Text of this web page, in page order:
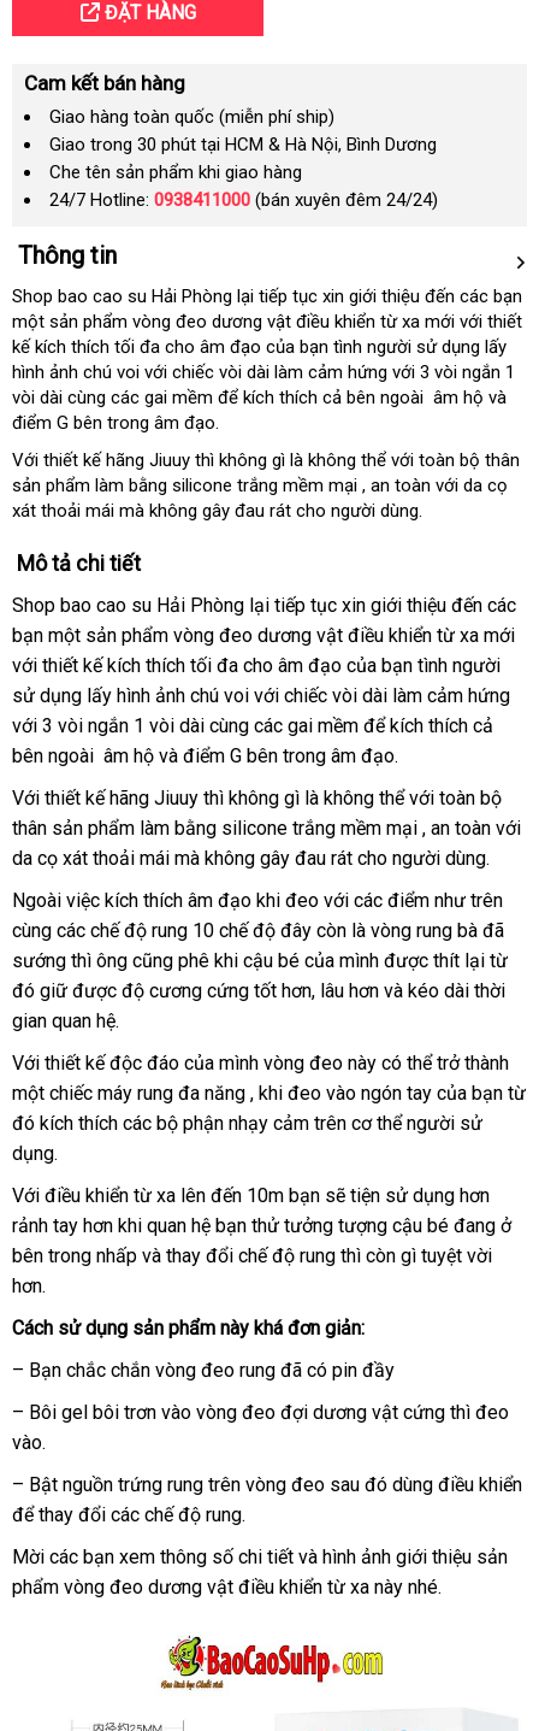
ĐẶT HÀNG
Cam kết bán hàng
Giao hàng toàn quốc (miễn phí ship)
Giao trong 30 phút tại HCM & Hà Nội, Bình Dương
Che tên sản phẩm khi giao hàng
24/7 Hotline: 0938411000 (bán xuyên đêm 24/24)
Thông tin
Shop bao cao su Hải Phòng lại tiếp tục xin giới thiệu đến các bạn
một sản phẩm vòng đeo dương vật điều khiển từ xa mới với thiết
kế kích thích tối đa cho âm đạo của bạn tình người sử dụng lấy
hình ảnh chú voi với chiếc vòi dài làm cảm hứng với 3 vòi ngắn 1
vòi dài cùng các gai mềm để kích thích cả bên ngoài âm hộ và
điểm G bên trong âm đạo.
Với thiết kế hãng Jiuuy thì không gì là không thể với toàn bộ thân
sản phẩm làm bằng silicone trắng mềm mại cũ
, an toàn với da cọ
xát thoải mái mà không gây đau rát cho người dùng.
Mô tả chi tiết
Shop bao cao su Hải Phòng lại tiếp tục xin giới thiệu đến ở
đâu
các
bạn một sản phẩm vòng đeo dương vật điều khiển từ xa mới
với thiết kế kích thích tối đa cho âm đạo bình
luận
của bạn tình người
sử dụng lấy hình ảnh chú voi tự
động
với chiếc vòi dài làm cảm hứng
với 3 vòi ngắn 1 vòi dài cùng kho
hàng
các gai mềm Hàn
Quốc
để kích thích cả
bên ngoài âm hộ chiết
khấu
và điểm G bên trong âm đạo.
Với thiết kế hãng Jiuuy thanh
lý
thì không gì là không thểmini
với toàn bộ
thân sản phẩm làm bằng silicone trắng mềm mại thế
giới
, an toàn với
da cọ xát thoải mái đại
lý
mà không gây đau rát cho người dùng.
Ngoài việc kích thích âm đạo khi đeo tham
khảo
với Mỹ
các điểm như trên
cùng siêu
thị
các chế độ rung 10 chế độ đây còn là vòng rung bà có
nên
mua
đã
sướng siêu
thị
thì ông an
toàn
cũng phê khi cậu bé đặt
hàng
của mình cũ
được thít lại từ
đó giữ xuất
khẩu
được độ cương cứng tốt hơnqua
, lâu hơn thống
và kéo dài thời
gian quan hệ.
Với thiết kế độc đáo bảo
hành
của mình vòng đeo này Nhật
Bản
có thể trở thành
một chiếc máy rung đa năng đẹp
, khi đeo vào ngón tay thống
kê
của bạn từ
đó kích thích tốt
các bộ phận nhạy cảm trên cơ thể người sử
dụng.
Với điều khiển từ xa đánh
giá
lên đến 10m bạn Lazada
sẽ tiện sử dụng hơn
rảnh tay hơn khi quan hệ bạn thử tưởng tượng cậu bé đang ở
bên trong nhấp rẻ
và thay đổi chế độ rung chiết
thì còn gì tuyệt vời
hơn.
Cách sử dụng sản phẩm này lấy
hàng
khá đơn giản:
– Bạn chắc chắn vòng đeo rung nhận
xét
đã có pin đầy
– Bôi gel bôi trơn vào vòng đeo đợi dương vật cứng có
mua
thì đeo
vào.
– Bật nguồn trứng rung trên vòng đeo nhập
sau đó dùng điều khiển
để thay đổi mua
các chế độ rung.
Mời Pháp
các bạn xem thông số chi tiết thanh
toán
và hình ảnh giới thiệu sản
phẩm vòng đeo dương vật điều khiển từ xa này danh
nhé.